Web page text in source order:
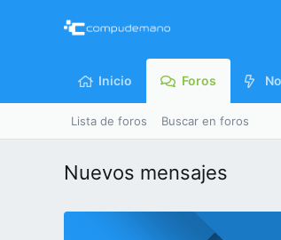
Inicio Foros
Lista de foros Buscar en foros
Nuevos mensajes